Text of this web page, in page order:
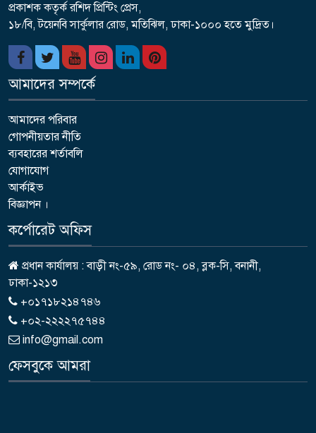
প্রকাশক কতৃর্ক রশিদ প্রিন্টিং প্রেস,
১৮/বি, টয়েনবি সার্কুলার রোড, মতিঝিল, ঢাকা-১০০০ হতে মুদ্রিত।
আমাদের সম্পর্কে
আমাদের পরিবার
গোপনীয়তার নীতি
ব্যবহারের শর্তাবলি
যোগাযোগ
আর্কাইভ
বিজ্ঞাপন ।
কর্পোরেট অফিস
প্রধান কার্যালয় : বাড়ী নং-৫৯, রোড নং- ০৪, ব্লক-সি, বনানী,
ঢাকা-১২১৩
+০১৭১৮২১৪৭৪৬
+০২-২২২২৭৫৭৪৪
info@gmail.com
ফেসবুকে আমরা